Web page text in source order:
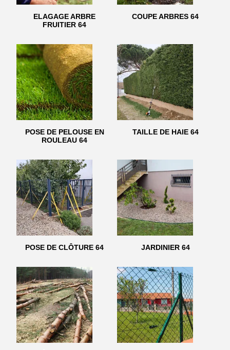
ELAGAGE ARBRE
FRUITIER 64
COUPE ARBRES 64
POSE DE PELOUSE EN
ROULEAU 64
TAILLE DE HAIE 64
POSE DE CLÔTURE 64 JARDINIER 64